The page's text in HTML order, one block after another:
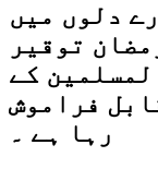
دلوں میں
توقیر
کے
فراموش
رہا ہے ۔